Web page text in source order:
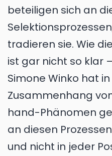
beteiligen sich an
tradieren sie. Wie
ist gar nicht so klar
Simone Winko hat
Zusammenhang
hand-Phänomen
an diesen
und nicht in jeder